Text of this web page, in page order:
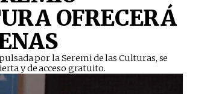
OFRECERÁ
por la Seremi de las Culturas, se
y de acceso gratuito.